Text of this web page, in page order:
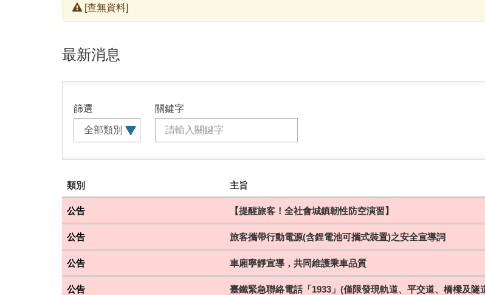
[查無資料]
最新消息
篩選
關鍵字
建
議
搭
乘
車
次
類別 主旨
公告 【提醒旅客！全社會城鎮韌性防空演習】
公告 旅客攜帶行動電源(含鋰電池可攜式裝置)之安全宣導詞
公告 車廂寧靜宣導，共同維護乘車品質
公告 臺鐵緊急聯絡電話「1933」(僅限發現軌道、平交道、橋樑及隧